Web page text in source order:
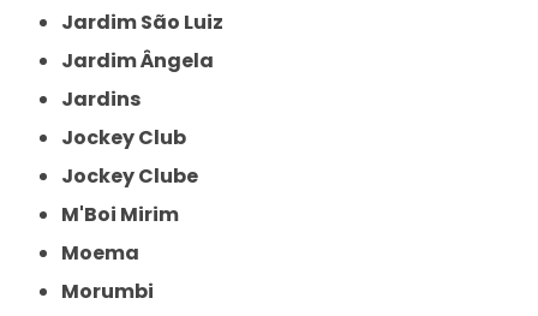
Jardim São Luiz
Jardim Ângela
Jardins
Jockey Club
Jockey Clube
M'Boi Mirim
Moema
Morumbi